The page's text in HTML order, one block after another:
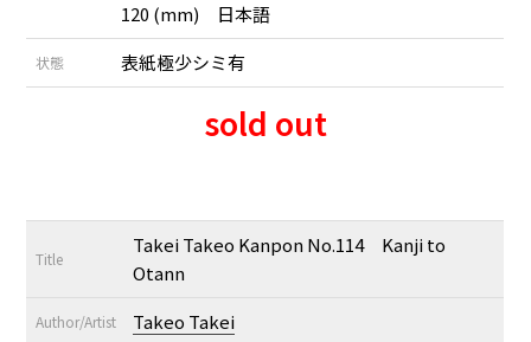
120 (mm) 日本語
状態 表紙極少シミ有
sold out
Title
Takei Takeo Kanpon No.114 Kanji to
Otann
Author/Artist Takeo Takei